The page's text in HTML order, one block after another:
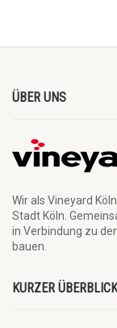
ÜBER UNS
Wir als Vineyard
Stadt Köln.
in Verbindung zu
bauen.
KURZER ÜBERBLICK